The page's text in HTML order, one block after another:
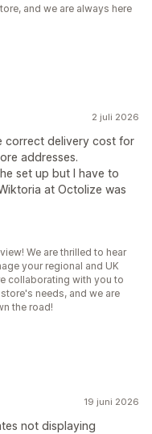
and we are always here
2 juli 2026
correct delivery cost for
addresses.
set up but I have to
at Octolize was
We are thrilled to hear
your regional and UK
collaborating with you to
needs, and we are
the road!
19 juni 2026
not displaying